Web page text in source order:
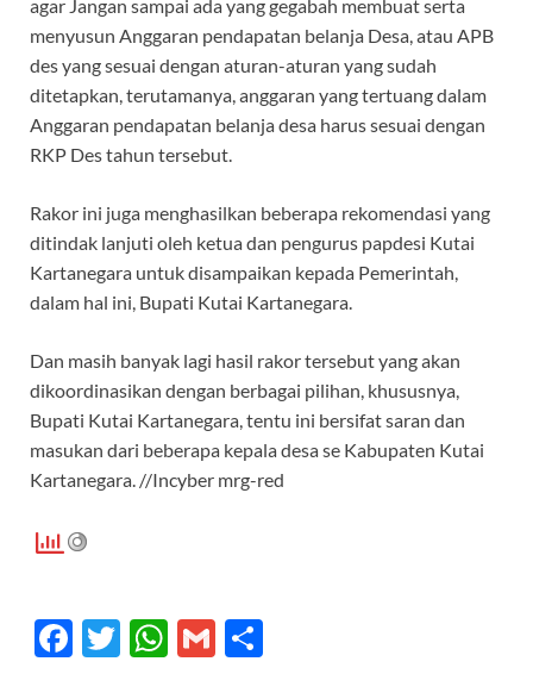
agar Jangan sampai ada yang gegabah membuat serta
menyusun Anggaran pendapatan belanja Desa, atau APB
des yang sesuai dengan aturan-aturan yang sudah
ditetapkan, terutamanya, anggaran yang tertuang dalam
Anggaran pendapatan belanja desa harus sesuai dengan
RKP Des tahun tersebut.
Rakor ini juga menghasilkan beberapa rekomendasi yang
ditindak lanjuti oleh ketua dan pengurus papdesi Kutai
Kartanegara untuk disampaikan kepada Pemerintah,
dalam hal ini, Bupati Kutai Kartanegara.
Dan masih banyak lagi hasil rakor tersebut yang akan
dikoordinasikan dengan berbagai pilihan, khususnya,
Bupati Kutai Kartanegara, tentu ini bersifat saran dan
masukan dari beberapa kepala desa se Kabupaten Kutai
Kartanegara. //Incyber mrg-red
F
T
W G